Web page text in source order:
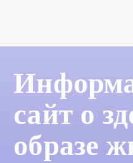
сайт о
образе